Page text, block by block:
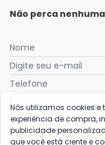
Não perca
Nome
Digite seu e-mail
Telefone
Ao enviar o
Nós utilizamos cookies
experiência de compra,
publicidade
que você está ciente e